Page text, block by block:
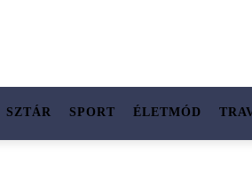
SZTÁR SPORT ÉLETMÓD